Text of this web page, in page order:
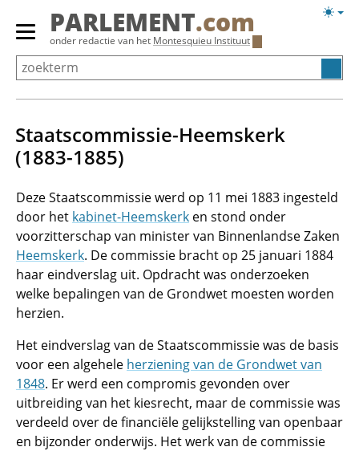
Overslaan
Primair
menu
tonen/verbergen
PARLEMENT.com
onder redactie van het Montesquieu Instituut
Staatscommissie-Heemskerk
(1883-1885)
Deze Staatscommissie werd op 11 mei 1883 ingesteld
door het kabinet-Heemskerk en stond onder
voorzitterschap van minister van Binnenlandse Zaken
Heemskerk. De commissie bracht op 25 januari 1884
haar eindverslag uit. Opdracht was onderzoeken
welke bepalingen van de Grondwet moesten worden
herzien.
Het eindverslag van de Staatscommissie was de basis
voor een algehele herziening van de Grondwet van
1848. Er werd een compromis gevonden over
uitbreiding van het kiesrecht, maar de commissie was
verdeeld over de financiële gelijkstelling van openbaar
en bijzonder onderwijs. Het werk van de commissie